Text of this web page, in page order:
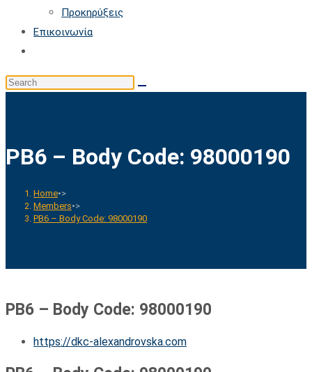
Προκηρύξεις
Επικοινωνία
search
Search
PB6 – Body Code: 98000190
Home•>
Members•>
PB6 – Body Code: 98000190
PB6 – Body Code: 98000190
https://dkc-alexandrovska.com